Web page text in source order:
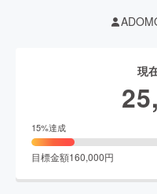
現
15%達成
目標金額160,000円